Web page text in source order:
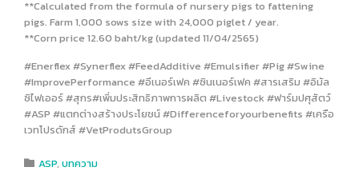
**Calculated from the formula of nursery pigs to fattening
pigs. Farm 1,000 sows size with 24,000 piglet / year.
**Corn price 12.60 baht/kg (updated 11/04/2565)
#Enerflex #Synerflex #FeedAdditive #Emulsifier #Pig #Swine
#ImprovePerformance #อีเนอร์เฟค #ซินเนอร์เฟค #สารเสริม #อิมัล
ซิไฟเออร์ #สุกร#เพิ่มประสิทธิภาพการผลิต #Livestock #ฟาร์มปศุสัตว์
#ASP #แตกต่างสร้างประโยชน์ #Differenceforyourbenefits #เครือ
เวทโปรดักส์ #VetProdutsGroup
 Category
ASP, บทความ